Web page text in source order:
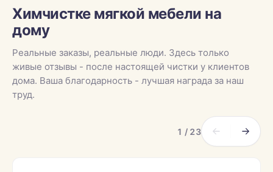
Химчистке мягкой мебели на
дому
Реальные заказы, реальные люди. Здесь только
живые отзывы - после настоящей чистки у клиентов
дома. Ваша благодарность - лучшая награда за наш
труд.
1 / 23